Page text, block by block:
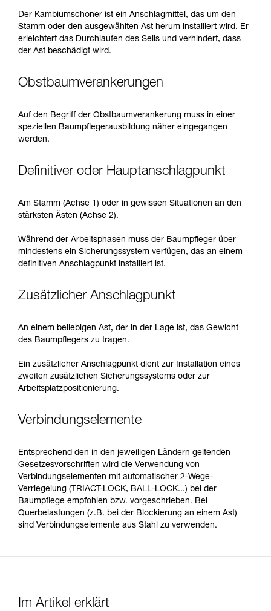
Der Kambiumschoner ist ein Anschlagmittel, das um den
Stamm oder den ausgewählten Ast herum installiert wird. Er
erleichtert das Durchlaufen des Seils und verhindert, dass
der Ast beschädigt wird.
Obstbaumverankerungen
Auf den Begriff der Obstbaumverankerung muss in einer
speziellen Baumpflegerausbildung näher eingegangen
werden.
Definitiver oder Hauptanschlagpunkt
Am Stamm (Achse 1) oder in gewissen Situationen an den
stärksten Ästen (Achse 2).
Während der Arbeitsphasen muss der Baumpfleger über
mindestens ein Sicherungssystem verfügen, das an einem
definitiven Anschlagpunkt installiert ist.
Zusätzlicher Anschlagpunkt
An einem beliebigen Ast, der in der Lage ist, das Gewicht
des Baumpflegers zu tragen.
Ein zusätzlicher Anschlagpunkt dient zur Installation eines
zweiten zusätzlichen Sicherungssystems oder zur
Arbeitsplatzpositionierung.
Verbindungselemente
Entsprechend den in den jeweiligen Ländern geltenden
Gesetzesvorschriften wird die Verwendung von
Verbindungselementen mit automatischer 2-Wege-
Verriegelung (TRIACT-LOCK, BALL-LOCK...) bei der
Baumpflege empfohlen bzw. vorgeschrieben. Bei
Querbelastungen (z.B. bei der Blockierung an einem Ast)
sind Verbindungselemente aus Stahl zu verwenden.
Im Artikel erklärt